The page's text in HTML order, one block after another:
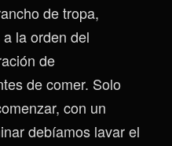
de tropa,
la orden del
de
de comer. Solo
con un
debíamos lavar el